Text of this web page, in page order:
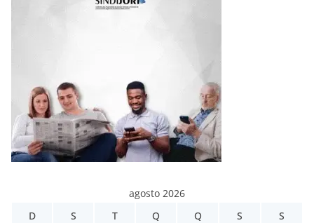
agosto 2026
D
S T Q Q S S